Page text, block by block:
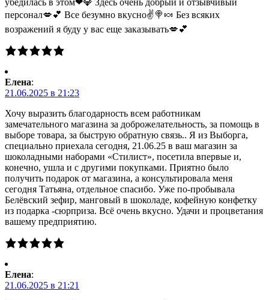
убедилась в этом❤💎 Здесь очень добрый и отзывчивый
персонал💋💕 Все безумно вкусно✌🍭🍬 Без всяких
возражений я буду у вас еще заказывать💋💕
Елена:
21.06.2025 в 21:23
Хочу выразить благодарность всем работникам
замечательного магазина за доброжелательность, за помощь в
выборе товара, за быструю обратную связь.. Я из Выборга,
специально приехала сегодня, 21.06.25 в ваш магазин за
шоколадными наборами «Стилист», посетила впервые и,
конечно, ушла и с другими покупками. Приятно было
получить подарок от магазина, а консультировала меня
сегодня Татьяна, отдельное спасибо. Уже по-пробывала
Белёвский зефир, манговый в шоколаде, кофейную конфетку
из подарка -сюрприза. Всё очень вкусно. Удачи и процветания
вашему предприятию.
Елена:
21.06.2025 в 21:21